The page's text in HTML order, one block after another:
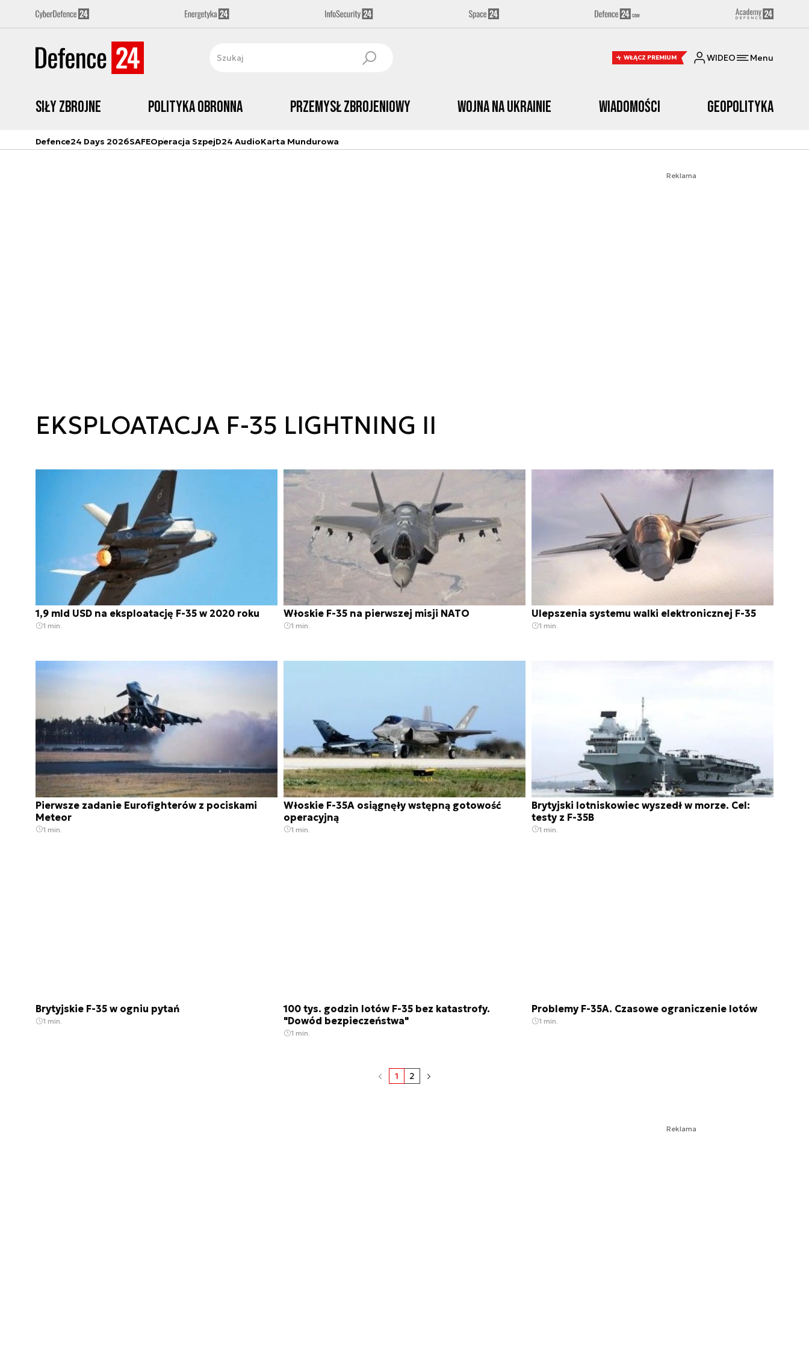
WŁĄCZ PREMIUM WIDEO Menu
Siły zbrojne Polityka obronna Przemysł Zbrojeniowy Wojna na Ukrainie Wiadomości Geopolityka
Defence24 Days 2026SAFEOperacja SzpejD24 AudioKarta Mundurowa
Reklama
EKSPLOATACJA F-35 LIGHTNING II
1,9 mld USD na eksploatację F-35 w 2020 roku
1 min.
Włoskie F-35 na pierwszej misji NATO
1 min.
Ulepszenia systemu walki elektronicznej F-35
1 min.
Pierwsze zadanie Eurofighterów z pociskami
Meteor
1 min.
Włoskie F-35A osiągnęły wstępną gotowość
operacyjną
1 min.
Brytyjski lotniskowiec wyszedł w morze. Cel:
testy z F-35B
1 min.
Brytyjskie F-35 w ogniu pytań
1 min.
100 tys. godzin lotów F-35 bez katastrofy.
"Dowód bezpieczeństwa"
1 min.
Problemy F-35A. Czasowe ograniczenie lotów
1 min.
1 2
Reklama